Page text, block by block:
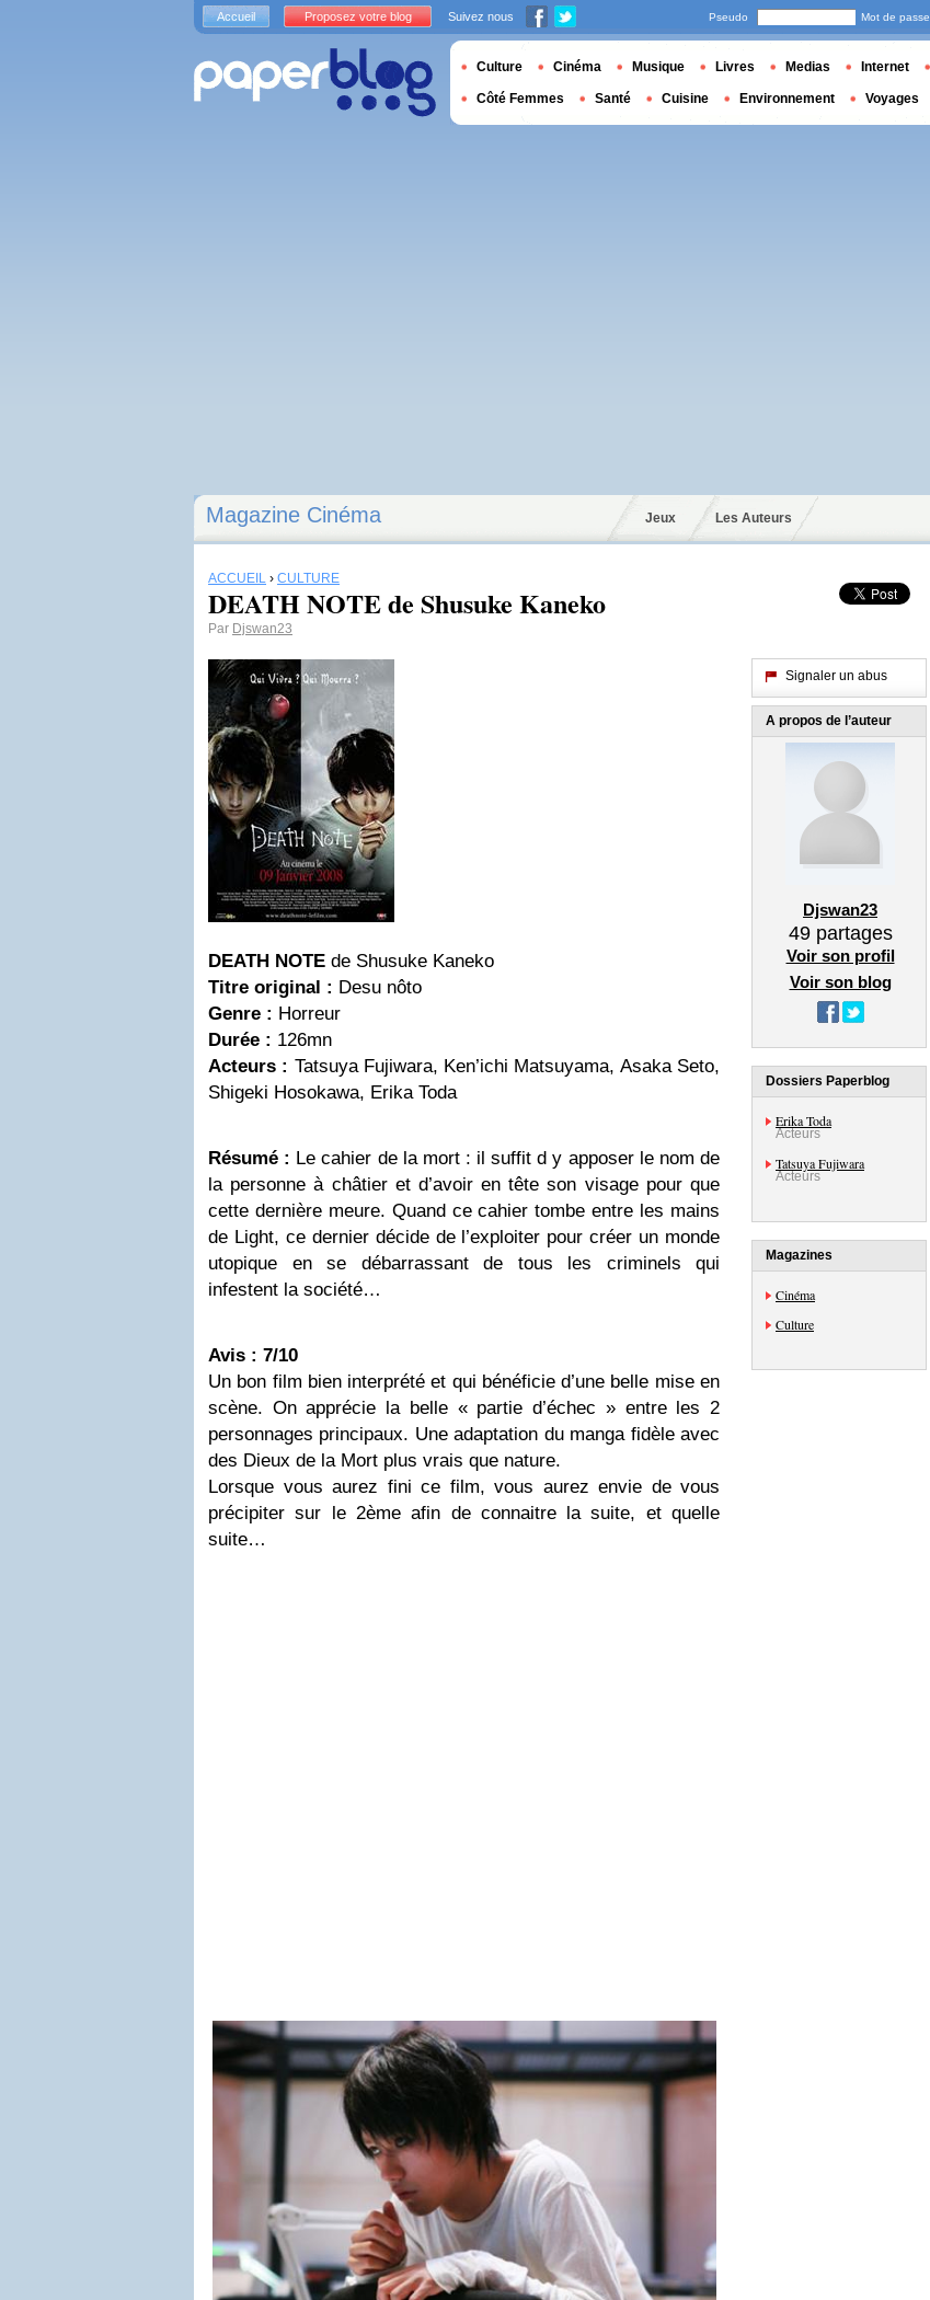
Magazine Cinéma Jeux Les Auteurs
ACCUEIL › CULTURE
DEATH NOTE de Shusuke Kaneko
Par Djswan23
DEATH NOTE de Shusuke Kaneko
Titre original : Desu nôto
Genre : Horreur
Durée : 126mn
Acteurs : Tatsuya Fujiwara, Ken’ichi Matsuyama, Asaka Seto,
Shigeki Hosokawa, Erika Toda
Résumé : Le cahier de la mort : il suffit d y apposer le nom de
la personne à châtier et d’avoir en tête son visage pour que
cette dernière meure. Quand ce cahier tombe entre les mains
de Light, ce dernier décide de l’exploiter pour créer un monde
utopique en se débarrassant de tous les criminels qui
infestent la société…
Avis : 7/10
Un bon film bien interprété et qui bénéficie d’une belle mise en
scène. On apprécie la belle « partie d’échec » entre les 2
personnages principaux. Une adaptation du manga fidèle avec
des Dieux de la Mort plus vrais que nature.
Lorsque vous aurez fini ce film, vous aurez envie de vous
précipiter sur le 2ème afin de connaitre la suite, et quelle
suite…
Signaler un abus
A propos de l’auteur
Djswan23
49partages
Voir son profil
Voir son blog
Dossiers Paperblog
Erika Toda
Acteurs
Tatsuya Fujiwara
Acteurs
Magazines
Cinéma
Culture
Accueil Proposez votre blog Suivez nous Pseudo Mot de passe
Culture Cinéma Musique Livres Medias Internet
Côté Femmes Santé Cuisine Environnement Voyages